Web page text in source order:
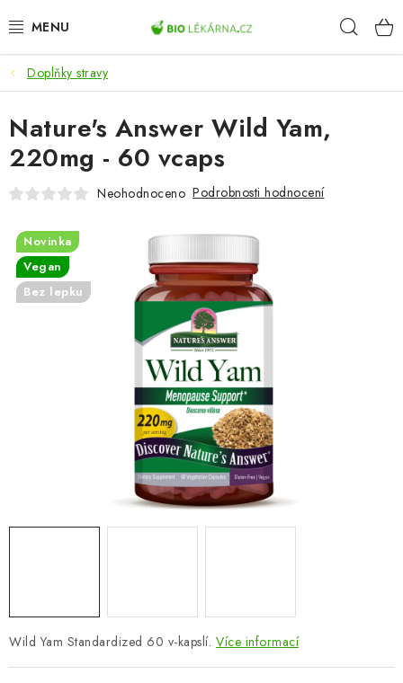
na
AKCE
DOPLŇKY STRAVY
PŘÍRODNÍ KOSMETIKA
ZDRAVÉ POTRAVINY
ZDRAVOTNÍ OKRUHY
Odborný garant MUDr. Monika Klaudysová
Obchodní podmínky Kontakty
Slovník pojmů
Mapa serveru
Doplňky stravy
Wild Yam Standardized 60 v-kapslí. Více informací
Nature's Answer Wild Yam,
220mg - 60 vcaps
Neohodnoceno Podrobnosti hodnocení
Novinka
Vegan
Bez lepku